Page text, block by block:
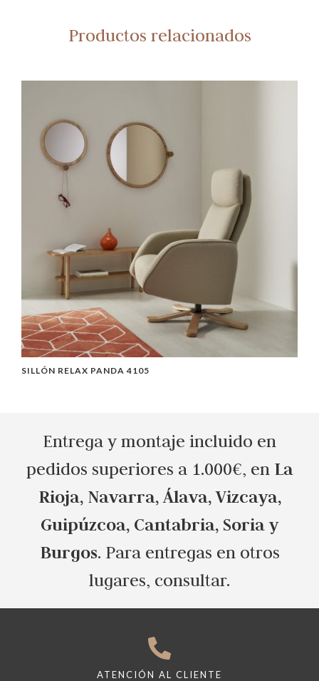
Productos relacionados
SILLÓN RELAX PANDA 4105
Entrega y montaje incluido en
pedidos superiores a 1.000€, en La
Rioja, Navarra, Álava, Vizcaya,
Guipúzcoa, Cantabria, Soria y
Burgos. Para entregas en otros
lugares, consultar.
ATENCIÓN AL CLIENTE